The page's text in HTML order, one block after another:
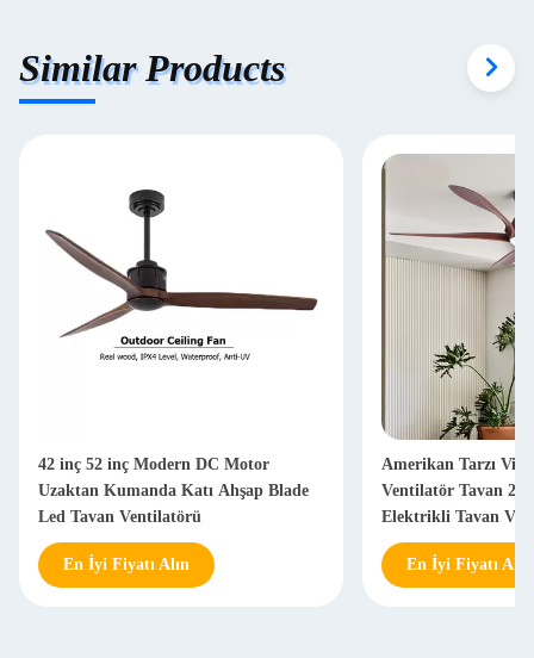
Similar Products
42 inç 52 inç Modern DC Motor
Uzaktan Kumanda Katı Ahşap Blade
Led Tavan Ventilatörü
En İyi Fiyatı Alın
Amerikan Tarzı
Ventilatör Tavan
Elektrikli Tavan
En İyi Fiyatı Alın